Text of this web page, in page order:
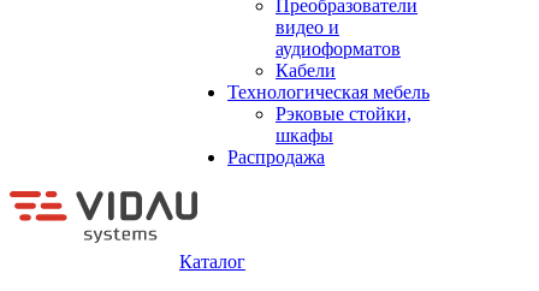
Преобразователи
видео и
аудиоформатов
Кабели
Технологическая мебель
Рэковые стойки,
шкафы
Распродажа
Каталог